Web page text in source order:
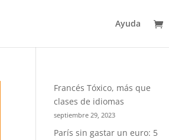
Ayuda
Francés Tóxico, más que
clases de idiomas
septiembre 29, 2023
París sin gastar un euro: 5